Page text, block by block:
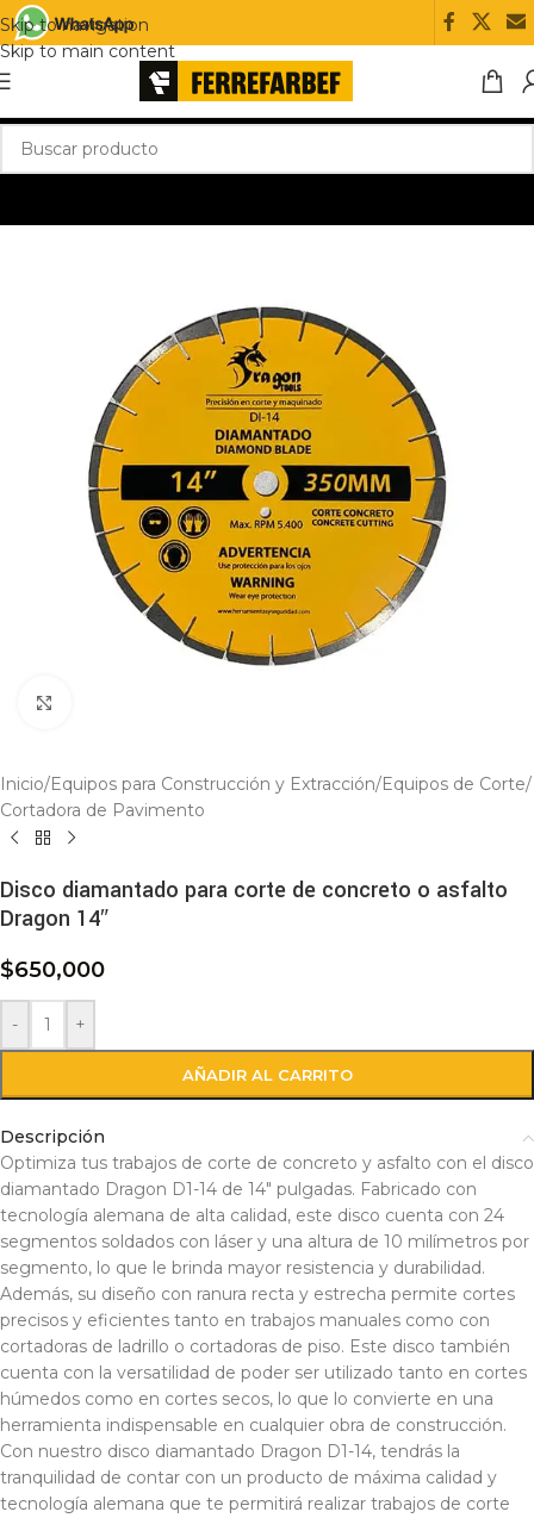
Skip to navigation
Skip to main content
Inicio/Equipos para Construcción y Extracción/Equipos de Corte/
Cortadora de Pavimento
Disco diamantado para corte de concreto o asfalto
Dragon 14″
$650,000
- +
AÑADIR AL CARRITO
Descripción
Optimiza tus trabajos de corte de concreto y asfalto con el disco
diamantado Dragon D1-14 de 14″ pulgadas. Fabricado con
tecnología alemana de alta calidad, este disco cuenta con 24
segmentos soldados con láser y una altura de 10 milímetros por
segmento, lo que le brinda mayor resistencia y durabilidad.
Además, su diseño con ranura recta y estrecha permite cortes
precisos y eficientes tanto en trabajos manuales como con
cortadoras de ladrillo o cortadoras de piso. Este disco también
cuenta con la versatilidad de poder ser utilizado tanto en cortes
húmedos como en cortes secos, lo que lo convierte en una
herramienta indispensable en cualquier obra de construcción.
Con nuestro disco diamantado Dragon D1-14, tendrás la
tranquilidad de contar con un producto de máxima calidad y
tecnología alemana que te permitirá realizar trabajos de corte